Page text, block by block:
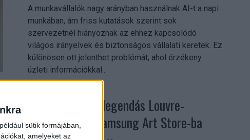
sütik formájában,
amelyeket az
A munkavállalók nagy arányban használnak AI-t a napi
munkában, ám friss kutatások szerint sok
szervezetnél hiányoznak az ehhez kapcsolódó
világos irányelvek és biztonságos vállalati keretek. Ez
különösen ott jelenthet problémát, ahol érzékeny
üzleti információkkal...
Megérkezett a legendás Louvre-
gyűjtemény a Samsung Art Store-ba